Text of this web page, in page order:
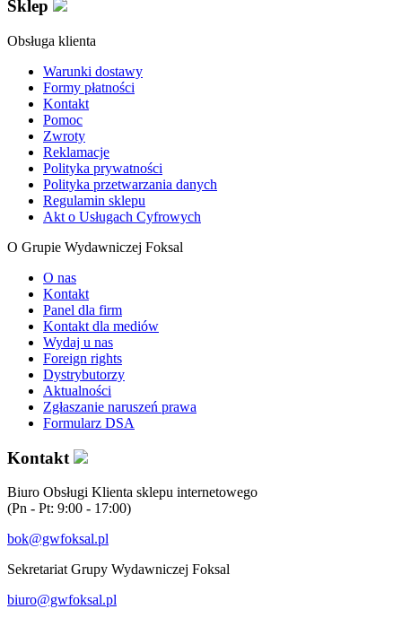
Sklep
Obsługa klienta
Warunki dostawy
Formy płatności
Kontakt
Pomoc
Zwroty
Reklamacje
Polityka prywatności
Polityka przetwarzania danych
Regulamin sklepu
Akt o Usługach Cyfrowych
O Grupie Wydawniczej Foksal
O nas
Kontakt
Panel dla firm
Kontakt dla mediów
Wydaj u nas
Foreign rights
Dystrybutorzy
Aktualności
Zgłaszanie naruszeń prawa
Formularz DSA
Kontakt
Biuro Obsługi Klienta sklepu internetowego
(Pn - Pt: 9:00 - 17:00)
bok@gwfoksal.pl
Sekretariat Grupy Wydawniczej Foksal
biuro@gwfoksal.pl